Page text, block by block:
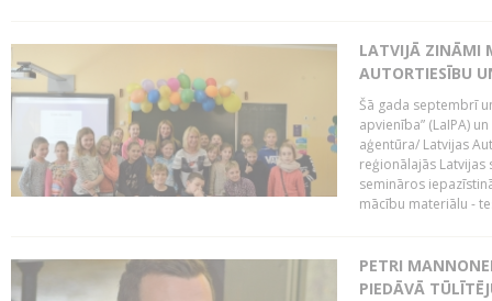
LATVIJĀ ZINĀMI
AUTORTIESĪBU
Šā gada septembrī
apvienība” (LaIPA)
aģentūra/ Latvijas
reģionālajās
semināros
mācību materiālu -
PETRI
PIEDĀVĀ